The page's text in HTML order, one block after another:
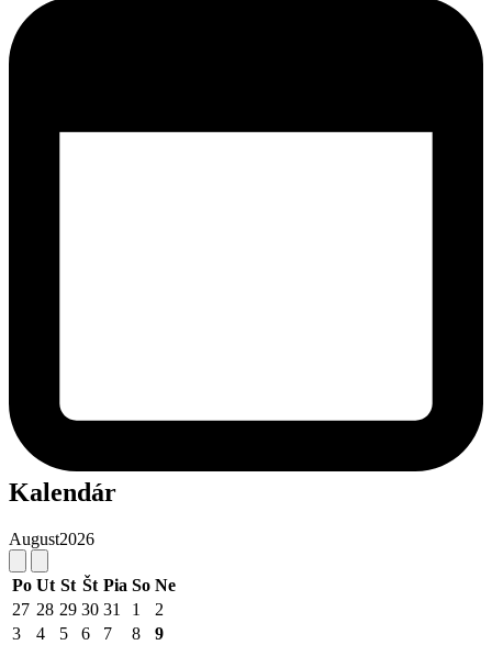
Kalendár
August2026
Po Ut St Št Pia So Ne
27 28 29 30 31 1
2
3
4 5 6 7 8
9